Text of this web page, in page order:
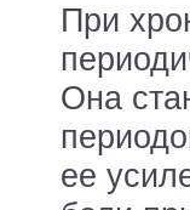
При
Она
ее